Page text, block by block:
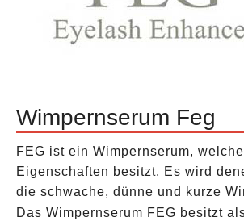
Wimpernserum Feg
FEG ist ein Wimpernserum,
Eigenschaften besitzt. Es wird
die schwache, dünne und kurze
Das Wimpernserum FEG besitzt